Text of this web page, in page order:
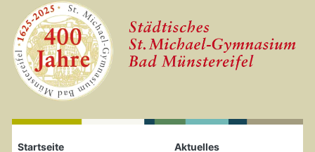
Zum Seiteninhalt springen
Startseite
Startseite
Aktuelles